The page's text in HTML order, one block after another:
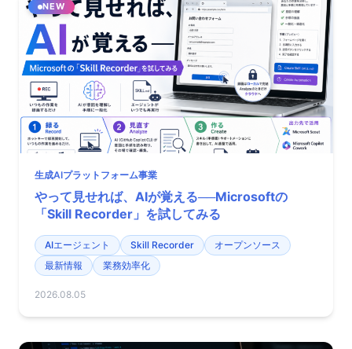
NEW
生成AIプラットフォーム事業
やって見せれば、AIが覚える──Microsoftの
「Skill Recorder」を試してみる
AIエージェント Skill Recorder
オープンソース
最新情報
業務効率化
2026.08.05